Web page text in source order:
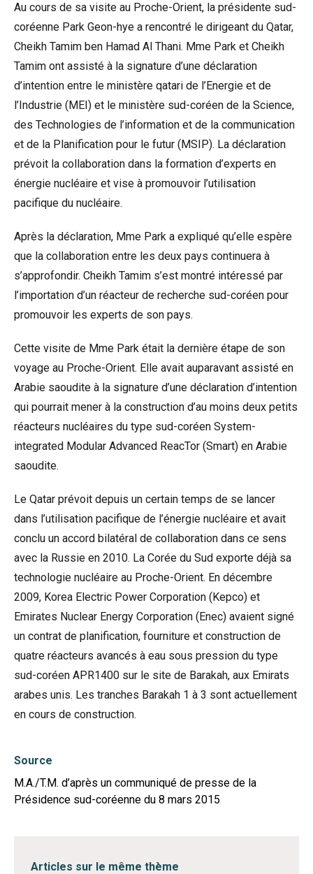
Au cours de sa visite au Proche-Orient, la présidente sud-
coréenne Park Geon-hye a rencontré le dirigeant du Qatar,
Cheikh Tamim ben Hamad Al Thani. Mme Park et Cheikh
Tamim ont assisté à la signature d’une déclaration
d’intention entre le ministère qatari de l’Energie et de
l’Industrie (MEI) et le ministère sud-coréen de la Science,
des Technologies de l’information et de la communication
et de la Planification pour le futur (MSIP). La déclaration
prévoit la collaboration dans la formation d’experts en
énergie nucléaire et vise à promouvoir l’utilisation
pacifique du nucléaire.
Après la déclaration, Mme Park a expliqué qu’elle espère
que la collaboration entre les deux pays continuera à
s’approfondir. Cheikh Tamim s’est montré intéressé par
l’importation d’un réacteur de recherche sud-coréen pour
promouvoir les experts de son pays.
Cette visite de Mme Park était la dernière étape de son
voyage au Proche-Orient. Elle avait auparavant assisté en
Arabie saoudite à la signature d’une déclaration d’intention
qui pourrait mener à la construction d’au moins deux petits
réacteurs nucléaires du type sud-coréen System-
integrated Modular Advanced ReacTor (Smart) en Arabie
saoudite.
Le Qatar prévoit depuis un certain temps de se lancer
dans l’utilisation pacifique de l’énergie nucléaire et avait
conclu un accord bilatéral de collaboration dans ce sens
avec la Russie en 2010. La Corée du Sud exporte déjà sa
technologie nucléaire au Proche-Orient. En décembre
2009, Korea Electric Power Corporation (Kepco) et
Emirates Nuclear Energy Corporation (Enec) avaient signé
un contrat de planification, fourniture et construction de
quatre réacteurs avancés à eau sous pression du type
sud-coréen APR1400 sur le site de Barakah, aux Emirats
arabes unis. Les tranches Barakah 1 à 3 sont actuellement
en cours de construction.
Source
M.A./T.M. d’après un communiqué de presse de la
Présidence sud-coréenne du 8 mars 2015
Articles sur le même thème